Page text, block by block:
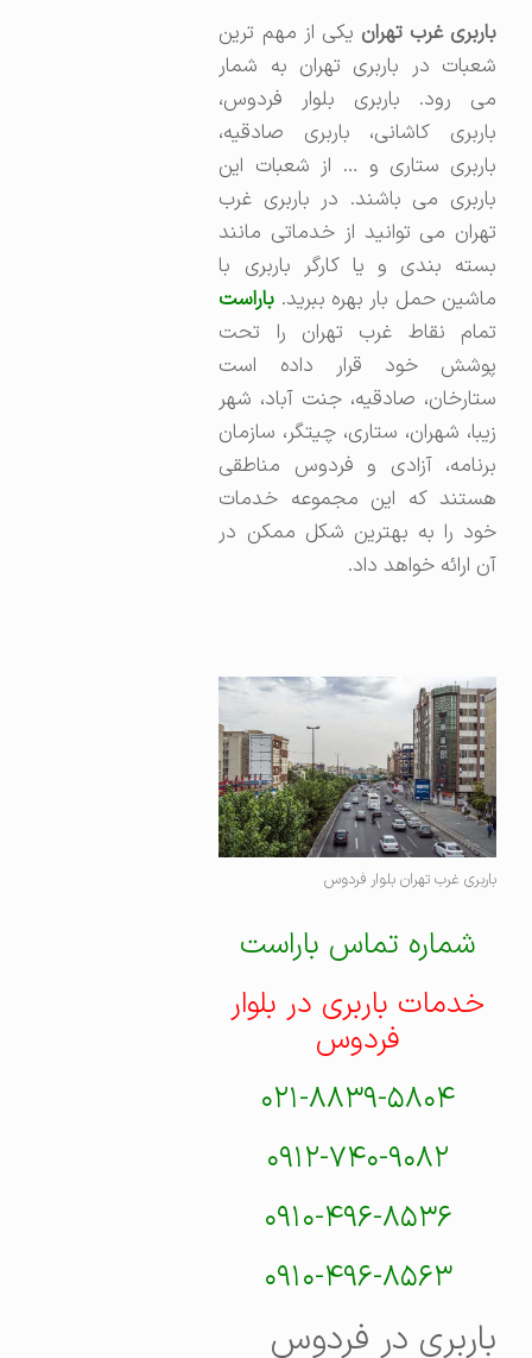
باربری غرب تهرانیکی از مهم ترین
شعبات در باربری تهران به شمار
می رود. باربری بلوار فردوس،
باربری کاشانی، باربری صادقیه،
باربری ستاری و … از شعبات این
باربری می باشند. در باربری غرب
تهران می توانید از خدماتی مانند
بسته بندی و یا کارگر باربری با
ماشین حمل بار بهره ببرید.باراست
تمام نقاط غرب تهران را تحت
پوشش خود قرار داده است
ستارخان، صادقیه، جنت آباد، شهر
زیبا، شهران، ستاری، چیتگر، سازمان
برنامه، آزادی و فردوس مناطقی
هستند که این مجموعه خدمات
خود را به بهترین شکل ممکن در
آن ارائه خواهد داد.
باربری غرب تهران بلوار فردوس
شماره تماس باراست
خدمات باربری در بلوار
فردوس
۰۲۱-۸۸۳۹-۵۸۰۴
۰۹۱۲-۷۴۰-۹۰۸۲
۰۹۱۰-۴۹۶-۸۵۳۶
۰۹۱۰-۴۹۶-۸۵۶۳
باربری در فردوس